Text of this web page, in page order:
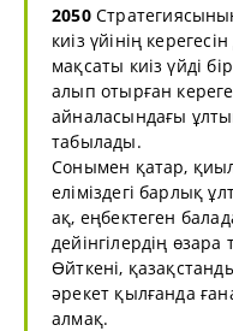
2050
киіз үйінің
мақсаты киіз үйді
алып отырған кереге
айналасындағы
табылады.
Сонымен қатар,
еліміздегі барлық
ақ, еңбектеген
дейінгілердің
Өйткені,
әрекет қылғанда
алмақ.